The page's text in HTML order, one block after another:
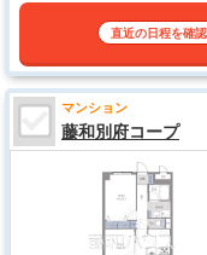
有） ●荷物の受け取り時
直近の日程を確認
マンション
藤和別府コープ